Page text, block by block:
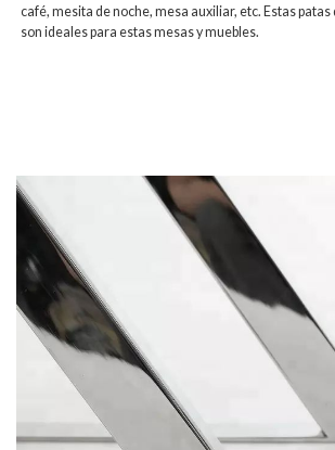
café, mesita de noche, mesa auxiliar, etc. Estas
son ideales para estas mesas y muebles.